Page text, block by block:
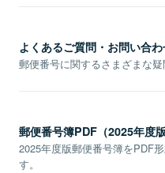
よくあるご質問・お問い合
郵便番号に関するさまざまな疑
郵便番号簿PDF（2025年度版
2025年度版郵便番号簿をPDF
す。